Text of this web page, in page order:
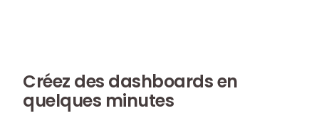
Créez des dashboards en
quelques minutes